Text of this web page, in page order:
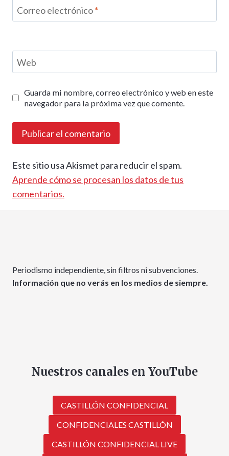
Correo electrónico*
Web
Guarda mi nombre, correo electrónico y web en este
navegador para la próxima vez que comente.
Este sitio usa Akismet para reducir el spam.
Aprende cómo se procesan los datos de tus
comentarios.
Periodismo independiente, sin filtros ni subvenciones.
Información que no verás en los medios de siempre.
Nuestros canales en YouTube
CASTILLÓN CONFIDENCIAL
CONFIDENCIALES CASTILLÓN
CASTILLÓN CONFIDENCIAL LIVE